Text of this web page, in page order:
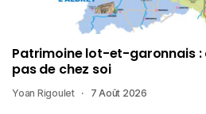
Patrimoine lot-et-garonnais :
pas de chez soi
Yoan Rigoulet 7 Août 2026